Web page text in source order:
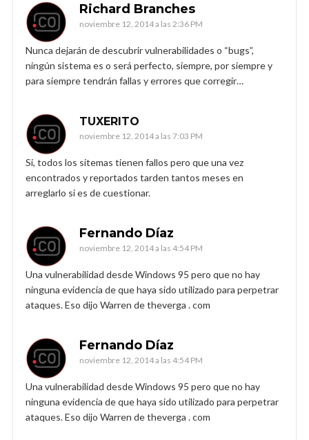
Richard Branches
noviembre 12, 2014 a las 2:36 PM
Nunca dejarán de descubrir vulnerabilidades o “bugs”,
ningún sistema es o será perfecto, siempre, por siempre y
para siempre tendrán fallas y errores que corregir…
TUXERITO
noviembre 12, 2014 a las 7:03 PM
Si, todos los sitemas tienen fallos pero que una vez
encontrados y reportados tarden tantos meses en
arreglarlo si es de cuestionar.
Fernando Díaz
noviembre 12, 2014 a las 4:54 PM
Una vulnerabilidad desde Windows 95 pero que no hay
ninguna evidencia de que haya sido utilizado para perpetrar
ataques. Eso dijo Warren de theverga . com
Fernando Díaz
noviembre 12, 2014 a las 4:54 PM
Una vulnerabilidad desde Windows 95 pero que no hay
ninguna evidencia de que haya sido utilizado para perpetrar
ataques. Eso dijo Warren de theverga . com